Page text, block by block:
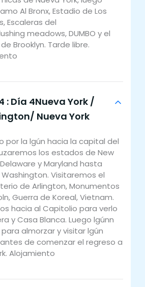
Al Bronx, Estadio de Los
Escaleras del
meadows, DUMBO y el
Brooklyn. Tarde libre.
: Día 4Nueva York /
Nueva York
por la lgún hacia la capital del
los estados de New
y Maryland hasta
Visitaremos el
de Arlington, Monumentos
Guerra de Koreal, Vietnam.
hacia al Capitolio para verlo
y Casa Blanca. Luego lgúnn
almorzar y visitar lgún
de comenzar el regreso a
Alojamiento